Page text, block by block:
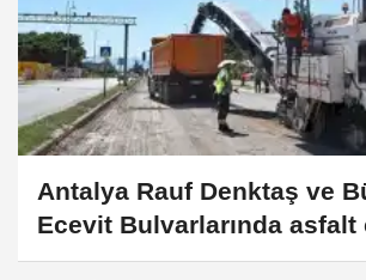
Antalya Rauf Denktaş ve
Ecevit Bulvarlarında asfalt